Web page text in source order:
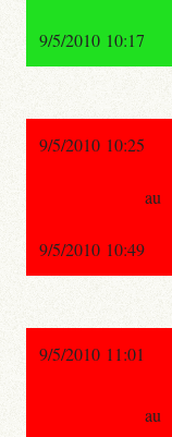
9/5/2010 10:17
9/5/2010 10:25
au
9/5/2010 10:49
9/5/2010 11:01
au